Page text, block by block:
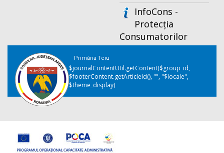
InfoCons -
Protecția
Consumatorilor
Primăria Teiu
$journalContentUtil.getContent($group_id,
$footerContent.getArticleId(), "", "$locale",
$theme_display)